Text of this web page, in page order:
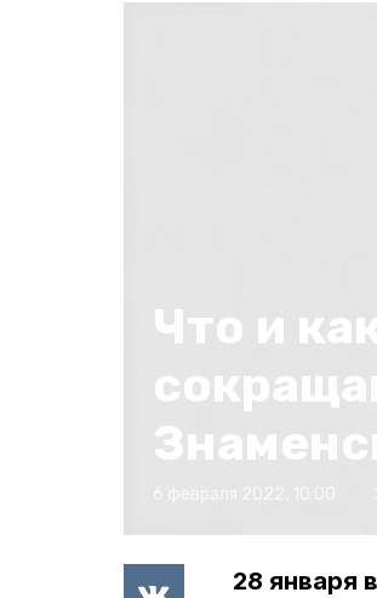
Что и
28 января